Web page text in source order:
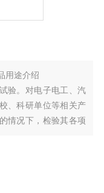
用途介绍
验。对电子电工、汽
、科研单位等相关产
情况下，检验其各项